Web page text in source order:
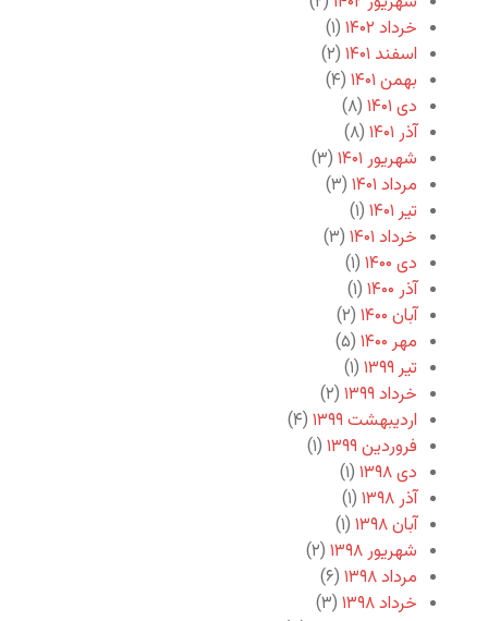
خرداد ۱۴۰۲
(۱)
اسفند ۱۴۰۱
(۲)
بهمن ۱۴۰۱
(۴)
دی ۱۴۰۱
(۸)
آذر ۱۴۰۱
(۸)
شهریور ۱۴۰۱
(۳)
مرداد ۱۴۰۱
(۳)
تیر ۱۴۰۱
(۱)
خرداد ۱۴۰۱
(۳)
دی ۱۴۰۰
(۱)
آذر ۱۴۰۰
(۱)
آبان ۱۴۰۰
(۲)
مهر ۱۴۰۰
(۵)
تیر ۱۳۹۹
(۱)
خرداد ۱۳۹۹
(۲)
اردیبهشت ۱۳۹۹
(۴)
فروردین ۱۳۹۹
(۱)
دی ۱۳۹۸
(۱)
آذر ۱۳۹۸
(۱)
آبان ۱۳۹۸
(۱)
شهریور ۱۳۹۸
(۲)
مرداد ۱۳۹۸
(۶)
خرداد ۱۳۹۸
(۳)